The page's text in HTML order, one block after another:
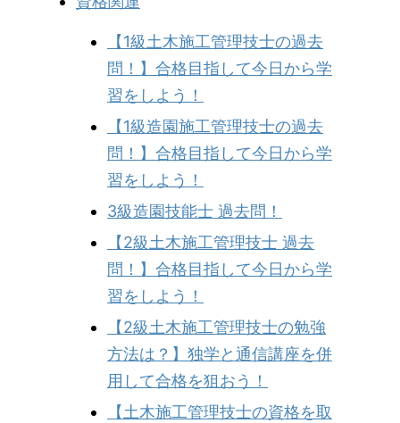
【1級土木施工管理技士の過去
問！】合格目指して今日から学
習をしよう！
【1級造園施工管理技士の過去
問！】合格目指して今日から学
習をしよう！
3級造園技能士 過去問！
【2級土木施工管理技士 過去
問！】合格目指して今日から学
習をしよう！
【2級土木施工管理技士の勉強
方法は？】独学と通信講座を併
用して合格を狙おう！
【土木施工管理技士の資格を取